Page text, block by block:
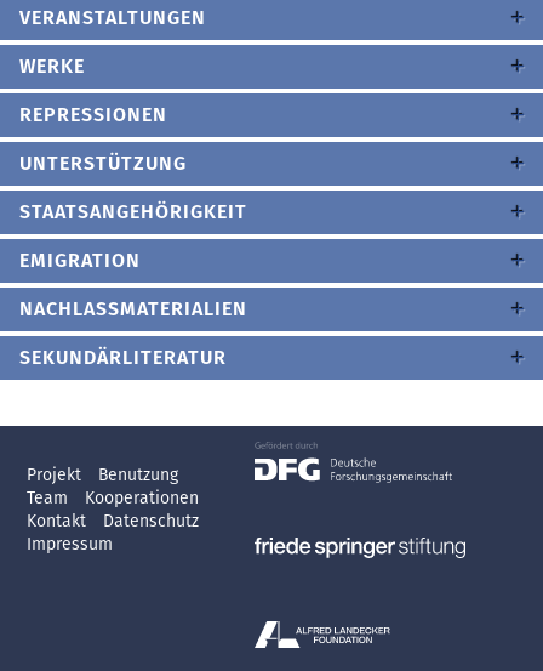
VERANSTALTUNGEN
WERKE
REPRESSIONEN
UNTERSTÜTZUNG
STAATSANGEHÖRIGKEIT
EMIGRATION
NACHLASSMATERIALIEN
SEKUNDÄRLITERATUR
Projekt
Benutzung
Team
Kooperationen
Kontakt
Datenschutz
Impressum